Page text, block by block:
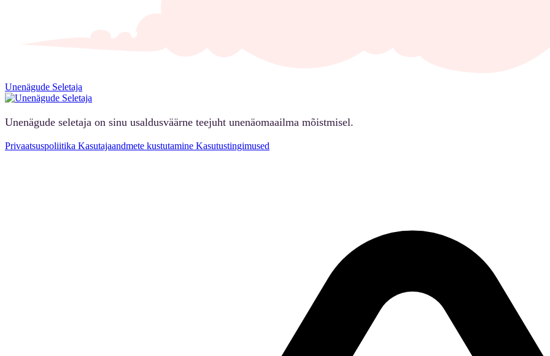
Unenägude Seletaja
Unenägude seletaja on sinu usaldusväärne teejuht unenäomaailma mõistmisel.
Privaatsuspoliitika Kasutajaandmete kustutamine Kasutustingimused